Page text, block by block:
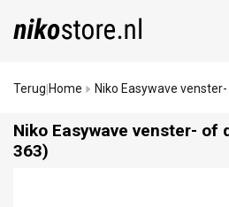
Terug Home Niko Easywave
Niko Easywave venster- of
363)